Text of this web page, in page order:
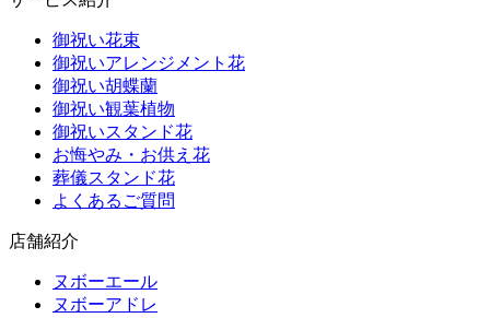
御祝い花束
御祝いアレンジメント花
御祝い胡蝶蘭
御祝い観葉植物
御祝いスタンド花
お悔やみ・お供え花
葬儀スタンド花
よくあるご質問
店舗紹介
ヌボーエール
ヌボーアドレ